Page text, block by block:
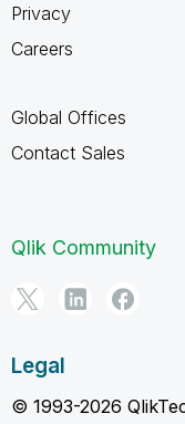
Privacy
Careers
Global Offices
Contact Sales
Qlik Community
Legal
© 1993-2026